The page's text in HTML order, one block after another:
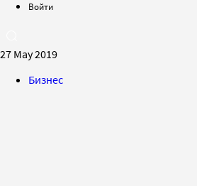
Войти
27 May 2019
Бизнес